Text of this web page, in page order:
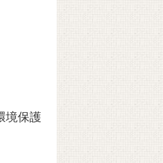
境保護